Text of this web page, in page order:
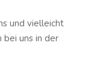
und vielleicht
bei uns in der